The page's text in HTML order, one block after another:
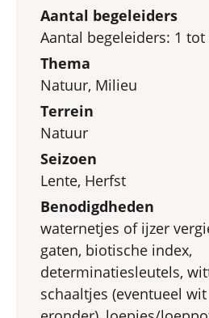
Aantal begeleiders
Aantal begeleiders: 1
Thema
Natuur, Milieu
Terrein
Natuur
Seizoen
Lente, Herfst
Benodigdheden
waternetjes of ijzer
gaten, biotische index,
determinatiesleutels,
schaaltjes (eventueel